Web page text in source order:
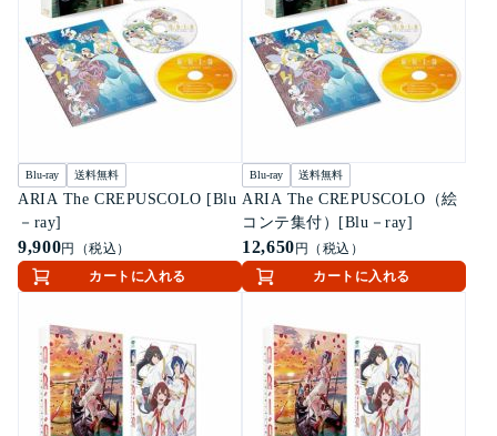
Blu-ray 送料無料
ARIA The CREPUSCOLO [Blu
－ray]
9,900円（税込）
カートに入れる
Blu-ray 送料無料
ARIA The CREPUSCOLO（絵
コンテ集付）[Blu－ray]
12,650 円（税込）
カートに入れる